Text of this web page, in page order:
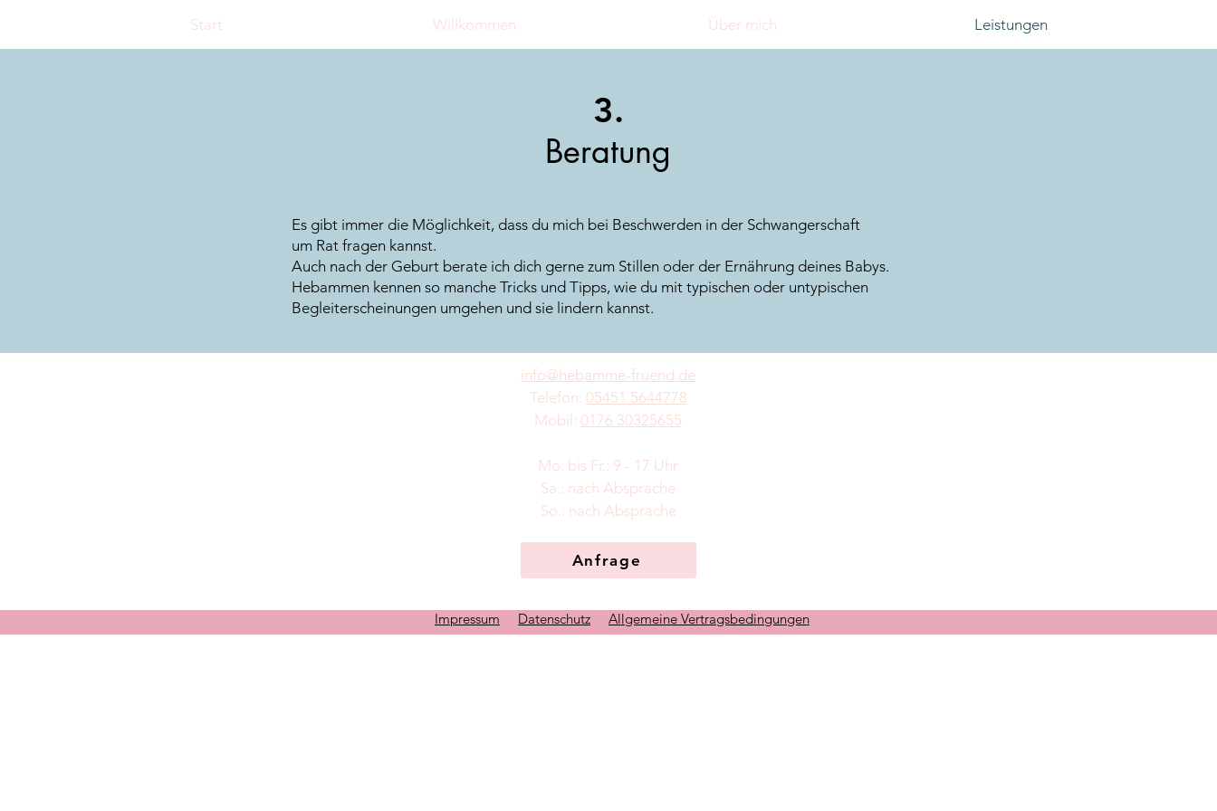
Start Willkommen Über mich Leistungen
3.
Beratung
Es gibt immer die Möglichkeit, dass du mich bei Beschwerden in der Schwangerschaft
um Rat fragen kannst.
Auch nach der Geburt berate ich dich gerne zum Stillen oder der Ernährung deines Babys.
Hebammen kennen so manche Tricks und Tipps, wie du mit typischen oder untypischen
Begleiterscheinungen umgehen und sie lindern kannst.
info@hebamme-fruend.de
Telefon: 05451 5644778
Mobil: 0176 30325655
Mo. bis Fr.: 9 - 17 Uhr
​​Sa.: nach Absprache
So.: nach Absprache
Anfrage
Impressum Datenschutz Allgemeine Vertragsbedingungen